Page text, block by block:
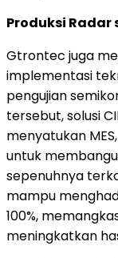
Produksi Radar
Gtrontec juga
implementasi
pengujian
tersebut, solusi
menyatukan MES,
untuk
sepenuhnya
mampu
100%,
meningkatkan